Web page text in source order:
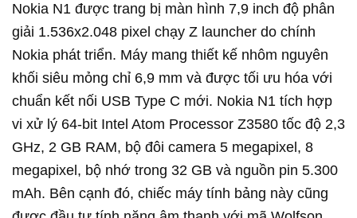
Nokia N1 được trang bị màn hình 7,9 inch độ phân
giải 1.536x2.048 pixel chạy Z launcher do chính
Nokia phát triển. Máy mang thiết kế nhôm nguyên
khối siêu mỏng chỉ 6,9 mm và được tối ưu hóa với
chuẩn kết nối USB Type C mới. Nokia N1 tích hợp
vi xử lý 64-bit Intel Atom Processor Z3580 tốc độ 2,3
GHz, 2 GB RAM, bộ đôi camera 5 megapixel, 8
megapixel, bộ nhớ trong 32 GB và nguồn pin 5.300
mAh. Bên cạnh đó, chiếc máy tính bảng này cũng